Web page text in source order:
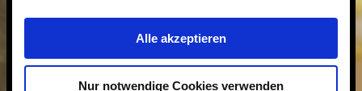
Alle akzeptieren
Nur notwendige Cookies verwenden